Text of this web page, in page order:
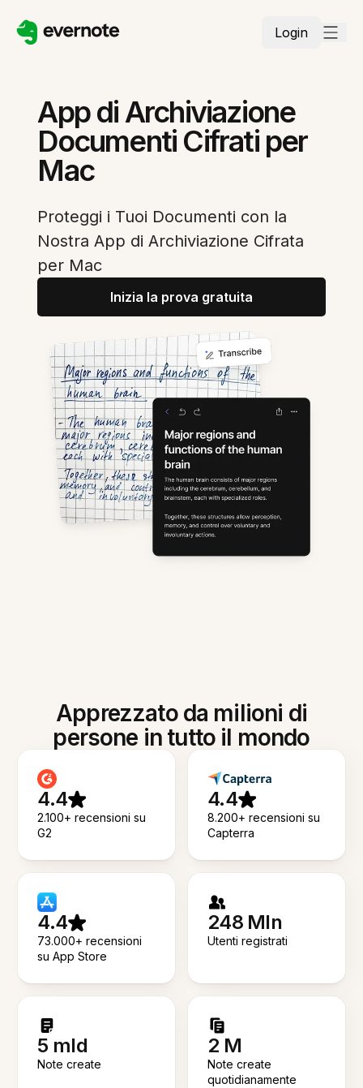
Login
App di Archiviazione
Documenti Cifrati per
Mac
Proteggi i Tuoi Documenti con la
Nostra App di Archiviazione Cifrata
per Mac
Inizia la prova gratuita
Apprezzato da milioni di
persone in tutto il mondo
4.4
2.100+ recensioni su
G2
4.4
8.200+ recensioni su
Capterra
4.4
73.000+ recensioni
su App Store
248 Mln
Utenti registrati
5 mld
Note create
2 M
Note create
quotidianamente